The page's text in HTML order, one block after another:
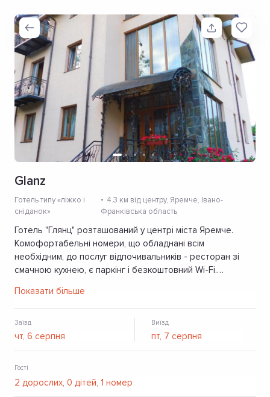
Glanz
Готель типу «ліжко і
сніданок»
4.3 км від центру, Яремче, Івано-
Франківська область
Готель "Глянц" розташований у центрі міста Яремче.
Комофортабельні номери, що обладнані всім
необхідним, до послуг відпочивальників - ресторан зі
смачною кухнею, є паркінг і безкоштовний Wi-Fi.
Показати більше
Заїзд Виїзд
Гості